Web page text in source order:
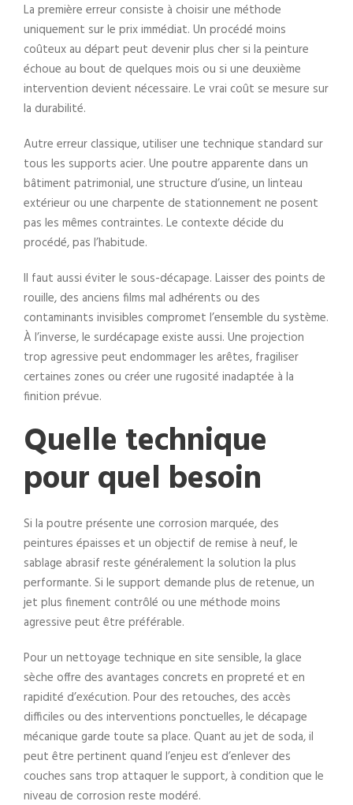
La première erreur consiste à choisir une méthode
uniquement sur le prix immédiat. Un procédé moins
coûteux au départ peut devenir plus cher si la peinture
échoue au bout de quelques mois ou si une deuxième
intervention devient nécessaire. Le vrai coût se mesure sur
la durabilité.
Autre erreur classique, utiliser une technique standard sur
tous les supports acier. Une poutre apparente dans un
bâtiment patrimonial, une structure d’usine, un linteau
extérieur ou une charpente de stationnement ne posent
pas les mêmes contraintes. Le contexte décide du
procédé, pas l’habitude.
Il faut aussi éviter le sous-décapage. Laisser des points de
rouille, des anciens films mal adhérents ou des
contaminants invisibles compromet l’ensemble du système.
À l’inverse, le surdécapage existe aussi. Une projection
trop agressive peut endommager les arêtes, fragiliser
certaines zones ou créer une rugosité inadaptée à la
finition prévue.
Quelle technique
pour quel besoin
Si la poutre présente une corrosion marquée, des
peintures épaisses et un objectif de remise à neuf, le
sablage abrasif reste généralement la solution la plus
performante. Si le support demande plus de retenue, un
jet plus finement contrôlé ou une méthode moins
agressive peut être préférable.
Pour un nettoyage technique en site sensible, la glace
sèche offre des avantages concrets en propreté et en
rapidité d’exécution. Pour des retouches, des accès
difficiles ou des interventions ponctuelles, le décapage
mécanique garde toute sa place. Quant au jet de soda, il
peut être pertinent quand l’enjeu est d’enlever des
couches sans trop attaquer le support, à condition que le
niveau de corrosion reste modéré.